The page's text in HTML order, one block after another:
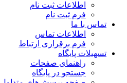
اطلاعات ثبت نام
فرم ثبت نام
تماس با ما
اطلاعات تماس
فرم برقراری ارتباط
تسهیلات پایگاه
راهنمای صفحات
جستجو در پایگاه